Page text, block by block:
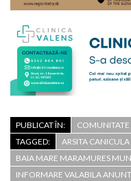
PUBLICAT ÎN: COMUNITATE
TAGGED:
ARSITA CANICULA
BAIA MARE MARAMURES
INFORMARE VALABILA